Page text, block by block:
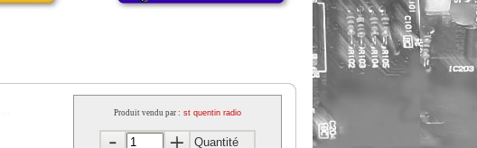
Produit vendu par : st quentin radio
Quantité